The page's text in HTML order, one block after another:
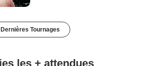
Dernières Tournages
les + attendues